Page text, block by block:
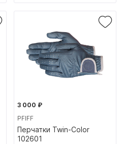
3 000 ₽
PFIFF
Перчатки Twin-Color
102601